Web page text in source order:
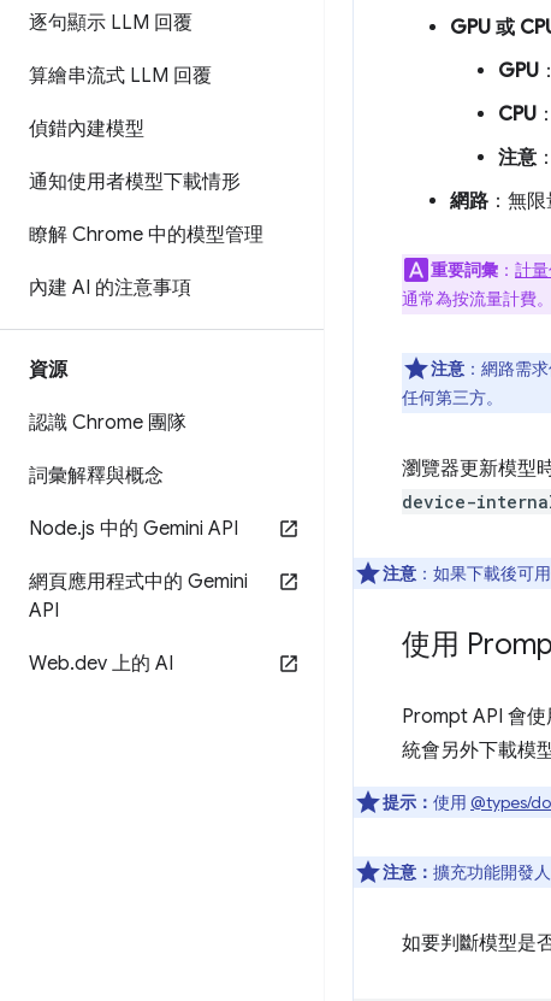
逐句顯示 LLM 回覆
算繪串流式 LLM 回覆
偵錯內建模型
通知使用者模型下載情形
瞭解 Chrome 中的模型管理
內建 AI 的注意事項
資源
認識 Chrome 團隊
詞彙解釋與概念
Node.js 中的 Gemini API
網頁應用程式中的 Gemini
API
Web.dev 上的 AI
GPU 或
GPU
CPU
注意
網路 ：無
重要詞彙 ： 計
通常為按流量計費。
注意 ：網路需
任何第三方。
瀏覽器更新模型
device-
注意 ：如果下載後可
使用
Prompt API 會
統會另外下載模型
提示： 使用 @types/
注意： 擴充功能開發
如要判斷模型是